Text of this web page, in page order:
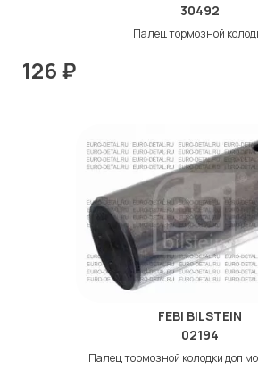
30492
Палец тормозной
126 ₽
FEBI BILSTEIN
02194
Палец тормозной колодки доп